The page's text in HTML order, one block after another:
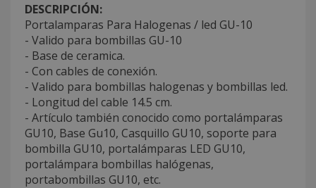
DESCRIPCIÓN:
Portalamparas Para Halogenas / led GU-10
- Valido para bombillas GU-10
- Base de ceramica.
- Con cables de conexión.
- Valido para bombillas halogenas y bombillas led.
- Longitud del cable 14.5 cm.
- Artículo también conocido como portalámparas
GU10, Base Gu10, Casquillo GU10, soporte para
bombilla GU10, portalámparas LED GU10,
portalámpara bombillas halógenas,
portabombillas GU10, etc.